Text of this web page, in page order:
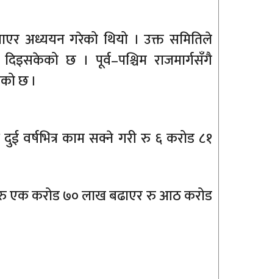
अध्ययन गरेको थियो । उक्त समितिले
छ । पूर्व–पश्चिम राजमार्गसँगै
छ ।
दुई वर्षभित्र काम सक्ने गरी रु ६ करोड ८१
रु एक करोड ७० लाख बढाएर रु आठ करोड